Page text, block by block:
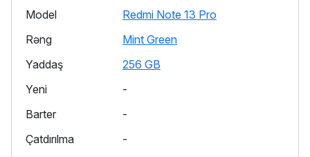
Model
Redmi Note 13 Pro
Rəng
Mint Green
Yaddaş
256 GB
Yeni
-
Barter
-
Çatdırılma
-